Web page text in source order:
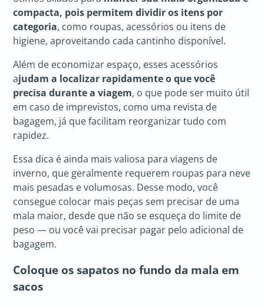
compacta, pois permitem dividir os itens por
categoria, como roupas, acessórios ou itens de
higiene, aproveitando cada cantinho disponível.
Além de economizar espaço, esses acessórios
ajudam a localizar rapidamente o que você
precisa durante a viagem, o que pode ser muito útil
em caso de imprevistos, como uma revista de
bagagem, já que facilitam reorganizar tudo com
rapidez.
Essa dica é ainda mais valiosa para viagens de
inverno, que geralmente requerem roupas para neve
mais pesadas e volumosas. Desse modo, você
consegue colocar mais peças sem precisar de uma
mala maior, desde que não se esqueça do limite de
peso — ou você vai precisar pagar pelo adicional de
bagagem.
Coloque os sapatos no fundo da mala em
sacos